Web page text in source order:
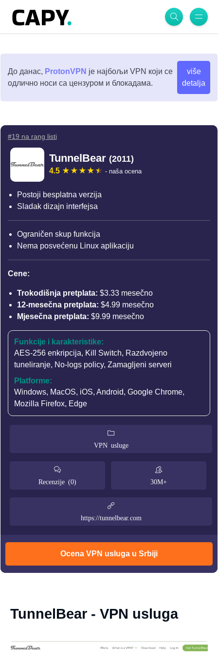
До данас, ProtonVPN је најбољи VPN који се
одлично носи са цензуром и блокадама.
više
detalja
#19 na rang listi
TunnelBear (2011)
4.5 - naša ocena
Postoji besplatna verzija
Sladak dizajn interfejsa
Ograničen skup funkcija
Nema posvećenu Linux aplikaciju
Cene:
Trokodišnja pretplata: $3.33 mesečno
12-mesečna pretplata: $4.99 mesečno
Mjesečna pretplata: $9.99 mesečno
Funkcije i karakteristike:
AES-256 enkripcija, Kill Switch, Razdvojeno
tuneliranje, No-logs policy, Zamagljeni serveri
Platforme:
Windows, MacOS, iOS, Android, Google Chrome,
Mozilla Firefox, Edge
VPN usluge
Recenzije (0) 30M+
https://tunnelbear.com
Ocena VPN usluga u Srbiji
TunnelBear - VPN usluga